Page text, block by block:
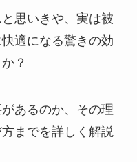
思いきや、実は被
適になる驚きの効
？
あるのか、その理
までを詳しく解説